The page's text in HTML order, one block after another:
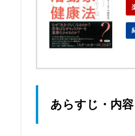
あらすじ・内容